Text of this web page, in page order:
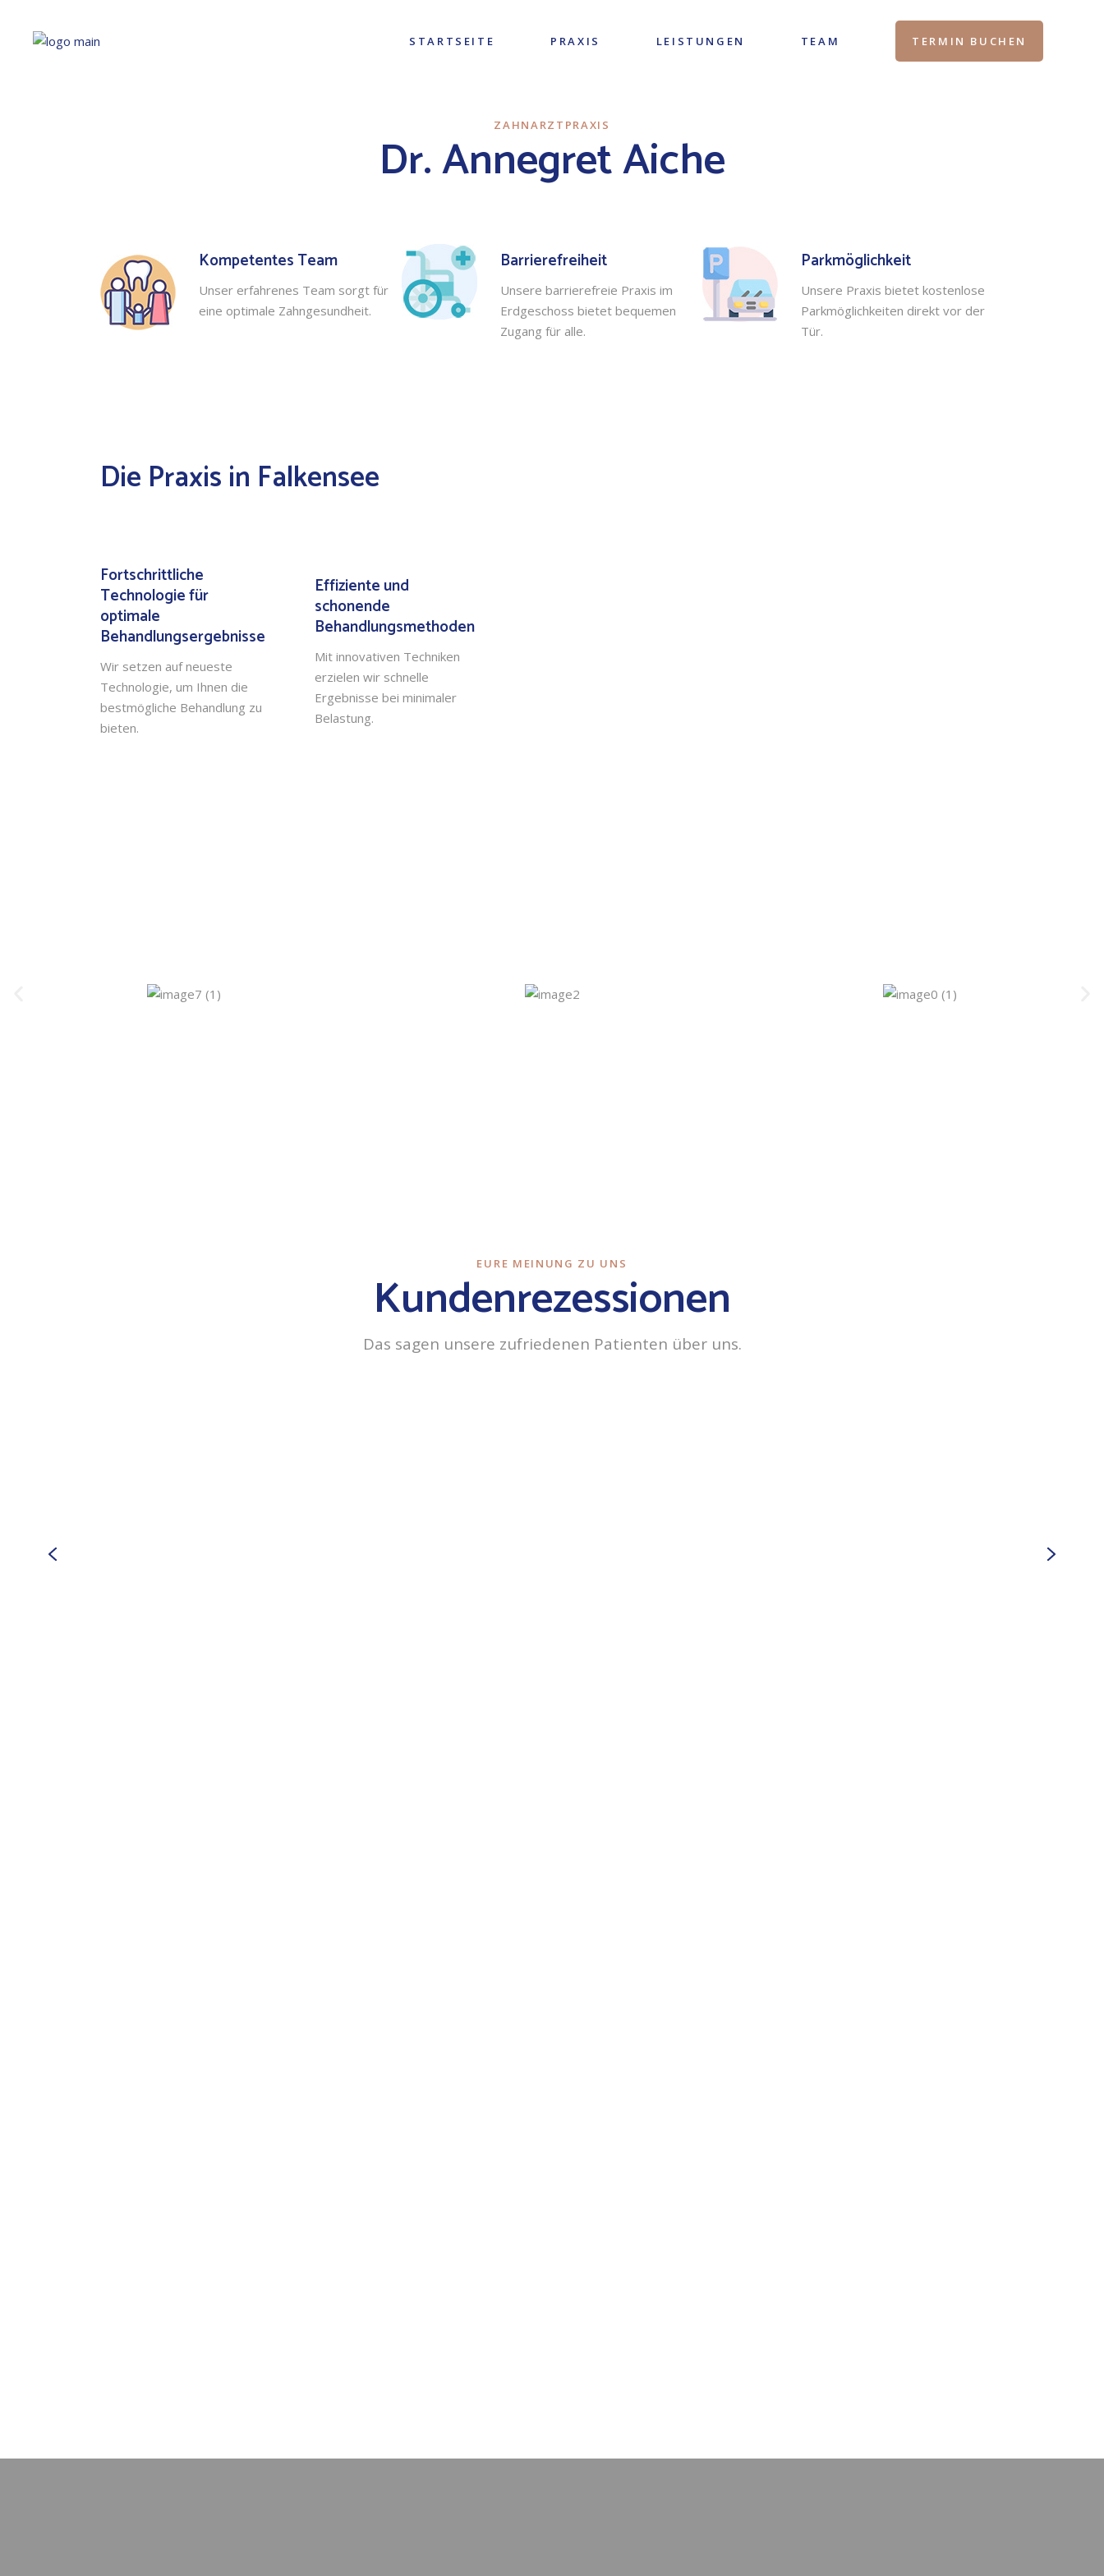
STARTSEITE PRAXIS LEISTUNGEN TEAM TERMIN BUCHEN
ZAHNARZTPRAXIS
Dr. Annegret Aiche
Kompetentes Team
Unser erfahrenes Team sorgt für
eine optimale Zahngesundheit.
Barrierefreiheit
Unsere barrierefreie Praxis im
Erdgeschoss bietet bequemen
Zugang für alle.
Parkmöglichkeit
Unsere Praxis bietet kostenlose
Parkmöglichkeiten direkt vor der
Tür.
Die Praxis in Falkensee
Fortschrittliche
Technologie für
optimale
Behandlungsergebnisse
Wir setzen auf neueste
Technologie, um Ihnen die
bestmögliche Behandlung zu
bieten.
Effiziente und
schonende
Behandlungsmethoden
Mit innovativen Techniken
erzielen wir schnelle
Ergebnisse bei minimaler
Belastung.
EURE MEINUNG ZU UNS
Kundenrezessionen
Das sagen unsere zufriedenen Patienten über uns.